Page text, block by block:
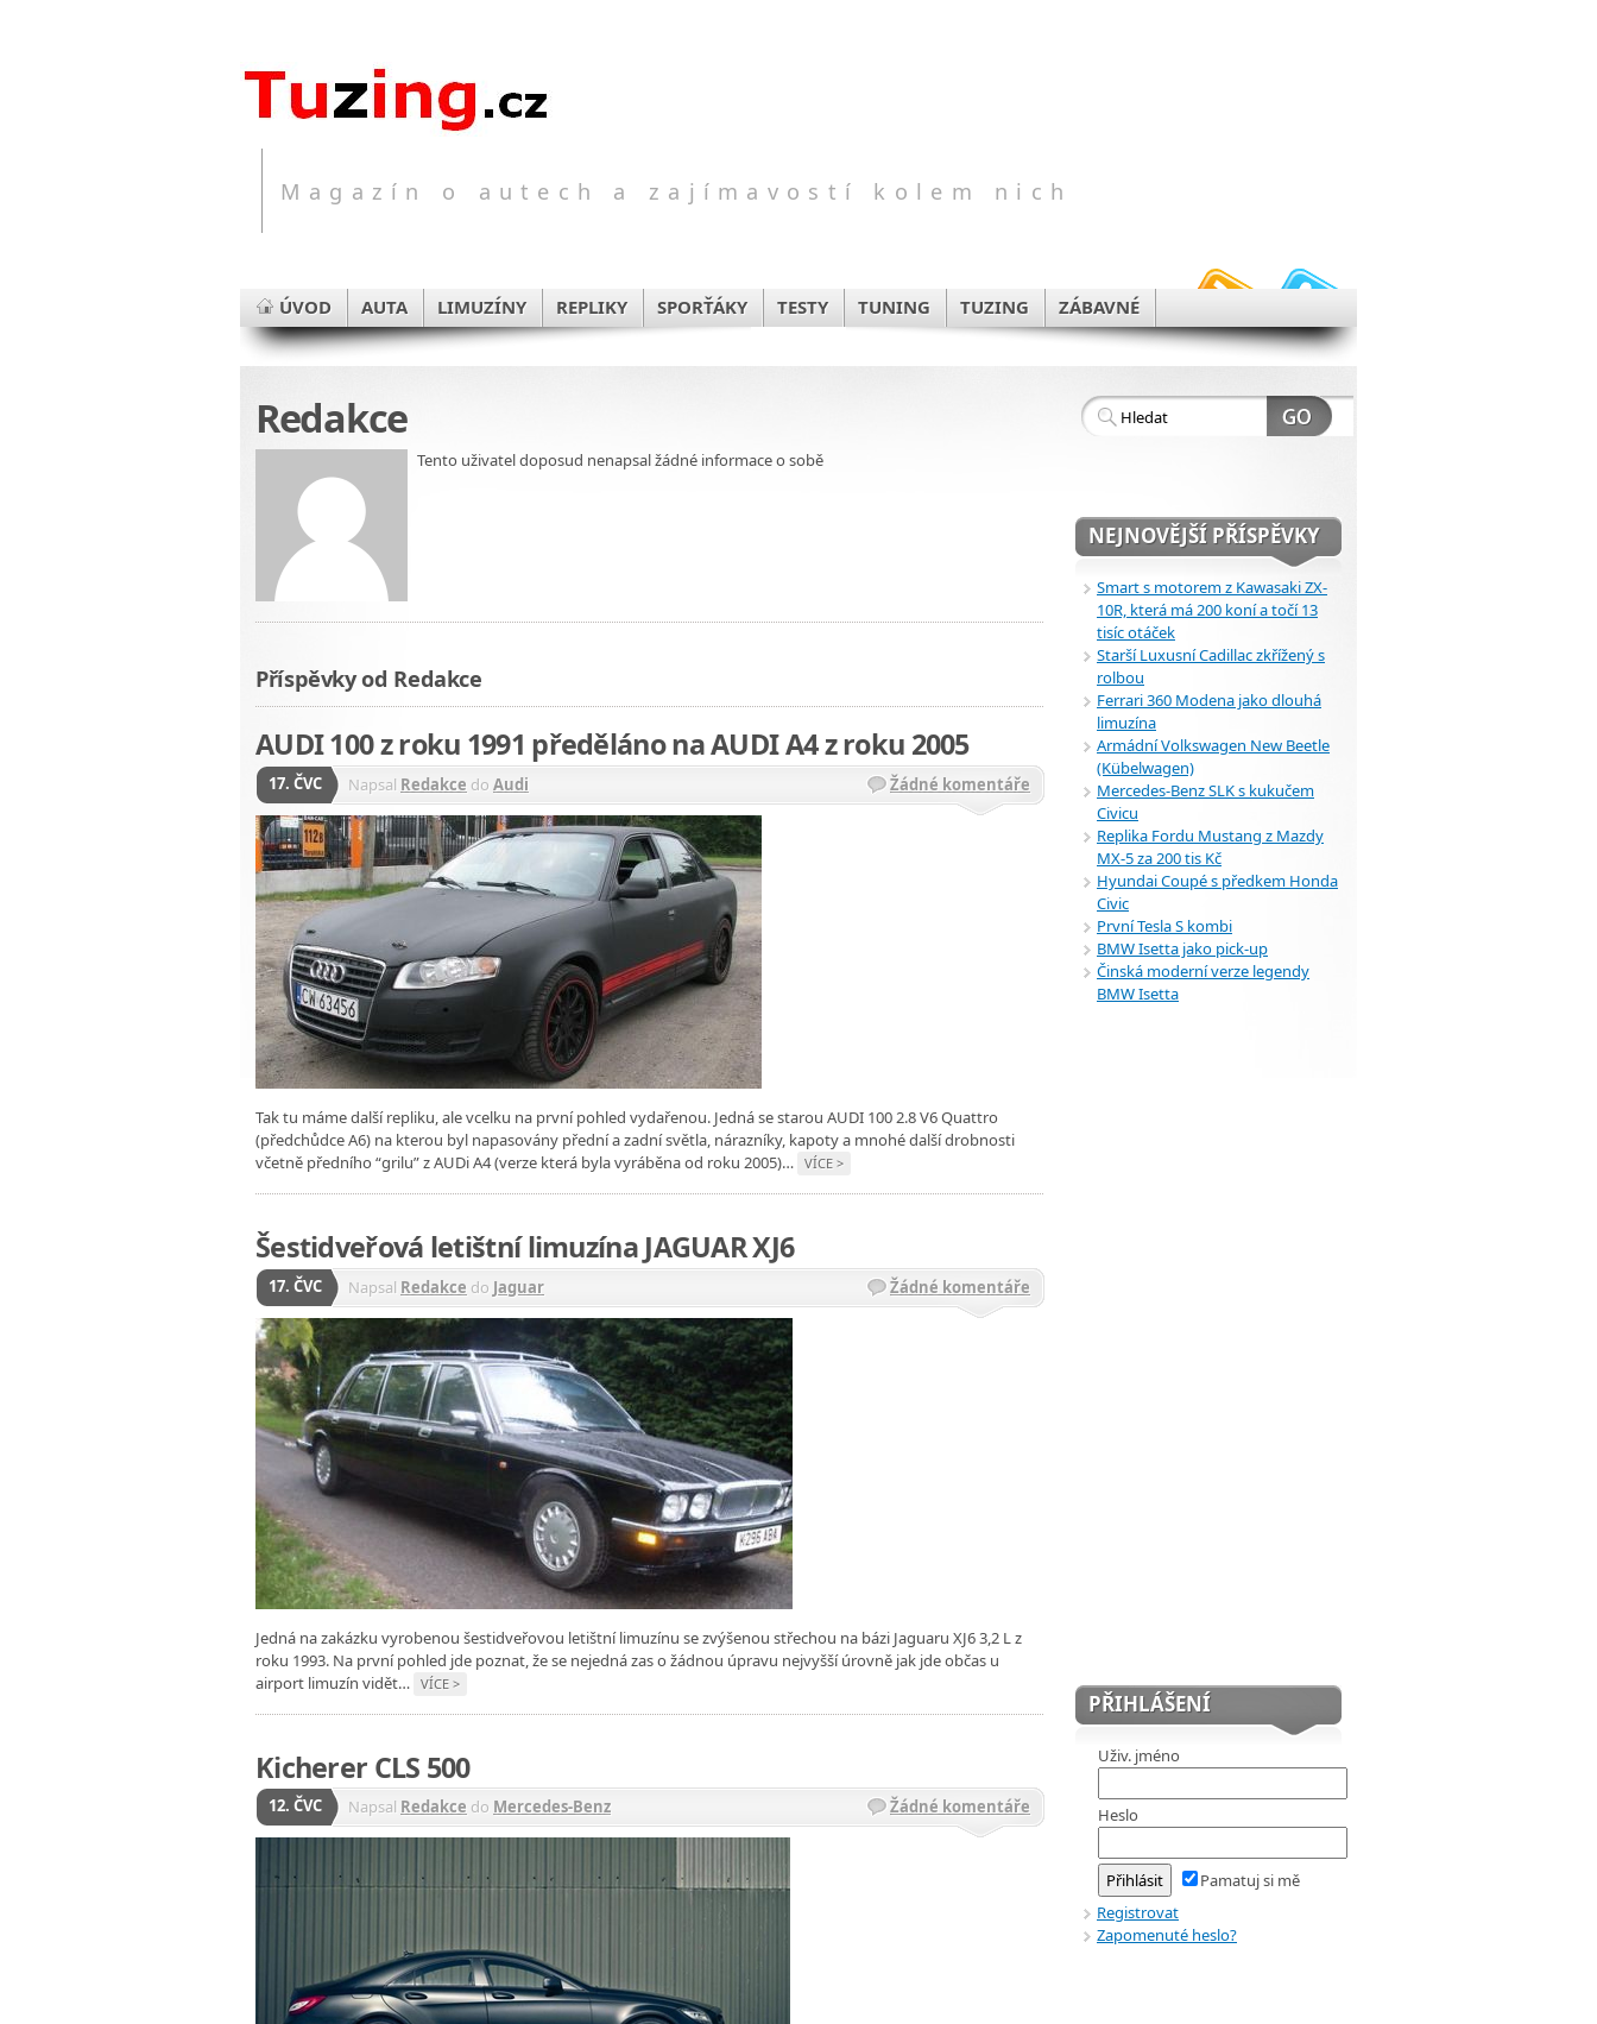
Magazín o autech a zajímavostí kolem nich
ÚVOD AUTA LIMUZÍNY REPLIKY SPORŤÁKY TESTY TUNING TUZING ZÁBAVNÉ
Redakce
Tento uživatel doposud nenapsal žádné informace o sobě
Příspěvky od Redakce
AUDI 100 z roku 1991 předěláno na AUDI A4 z roku 2005
17. ČVC Napsal Redakce do Audi Žádné komentáře
Tak tu máme další repliku, ale vcelku na první pohled vydařenou. Jedná se starou AUDI 100 2.8 V6 Quattro
(předchůdce A6) na kterou byl napasovány přední a zadní světla, nárazníky, kapoty a mnohé další drobnosti
včetně předního “grilu” z AUDi A4 (verze která byla vyráběna od roku 2005)… VÍCE >
Šestidveřová letištní limuzína JAGUAR XJ6
17. ČVC Napsal Redakce do Jaguar Žádné komentáře
Jedná na zakázku vyrobenou šestidveřovou letištní limuzínu se zvýšenou střechou na bázi Jaguaru XJ6 3,2 L z
roku 1993. Na první pohled jde poznat, že se nejedná zas o žádnou úpravu nejvyšší úrovně jak jde občas u
airport limuzín vidět… VÍCE >
Kicherer CLS 500
12. ČVC Napsal Redakce do Mercedes-Benz Žádné komentáře
NEJNOVĚJŠÍ PŘÍSPĚVKY
Smart s motorem z Kawasaki ZX-
10R, která má 200 koní a točí 13
tisíc otáček
Starší Luxusní Cadillac zkřížený s
rolbou
Ferrari 360 Modena jako dlouhá
limuzína
Armádní Volkswagen New Beetle
(Kübelwagen)
Mercedes-Benz SLK s kukučem
Civicu
Replika Fordu Mustang z Mazdy
MX-5 za 200 tis Kč
Hyundai Coupé s předkem Honda
Civic
První Tesla S kombi
BMW Isetta jako pick-up
Činská moderní verze legendy
BMW Isetta
PŘIHLÁŠENÍ
Uživ. jméno
Heslo
Pamatuj si mě
Registrovat
Zapomenuté heslo?